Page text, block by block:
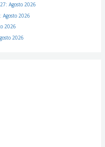
Agosto 2026
Agosto 2026
2026
2026